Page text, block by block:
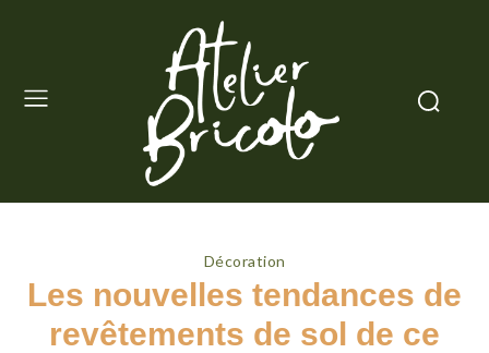
Décoration
Les nouvelles tendances de
revêtements de sol de ce